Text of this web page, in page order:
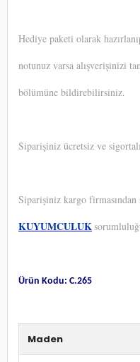
Hediye paketi olarak
notunuz varsa alışverişinizi
bölümüne bildirebilirsiniz.
Siparişiniz ücretsiz ve
Siparişiniz kargo
KUYUMCULUK
Ürün Kodu: C.265
Maden